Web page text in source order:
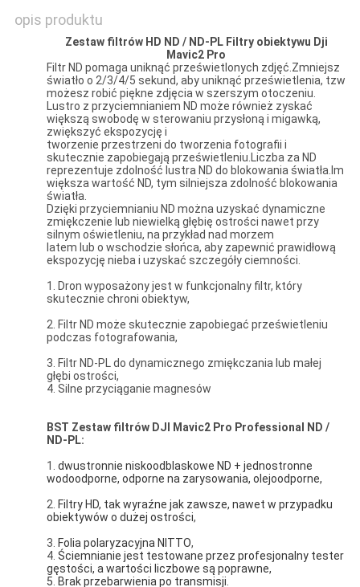
opis produktu
Zestaw filtrów HD ND / ND-PL Filtry obiektywu Dji
Mavic2 Pro
Filtr ND pomaga uniknąć prześwietlonych zdjęć.Zmniejsz
światło o 2/3/4/5 sekund, aby uniknąć prześwietlenia, tzw
możesz robić piękne zdjęcia w szerszym otoczeniu.
Lustro z przyciemnianiem ND może również zyskać
większą swobodę w sterowaniu przysłoną i migawką,
zwiększyć ekspozycję i
tworzenie przestrzeni do tworzenia fotografii i
skutecznie zapobiegają prześwietleniu.Liczba za ND
reprezentuje zdolność lustra ND do blokowania światła.Im
większa wartość ND, tym silniejsza zdolność blokowania
światła.
Dzięki przyciemnianiu ND można uzyskać dynamiczne
zmiękczenie lub niewielką głębię ostrości nawet przy
silnym oświetleniu, na przykład nad morzem
latem lub o wschodzie słońca, aby zapewnić prawidłową
ekspozycję nieba i uzyskać szczegóły ciemności.
1. Dron wyposażony jest w funkcjonalny filtr, który
skutecznie chroni obiektyw,
2. Filtr ND może skutecznie zapobiegać prześwietleniu
podczas fotografowania,
3. Filtr ND-PL do dynamicznego zmiękczania lub małej
głębi ostrości,
4. Silne przyciąganie magnesów
BST Zestaw filtrów DJI Mavic2 Pro Professional ND /
ND-PL:
1. dwustronnie niskoodblaskowe ND + jednostronne
wodoodporne, odporne na zarysowania, olejoodporne,
2. Filtry HD, tak wyraźne jak zawsze, nawet w przypadku
obiektywów o dużej ostrości,
3. Folia polaryzacyjna NITTO,
4. Ściemnianie jest testowane przez profesjonalny tester
gęstości, a wartości liczbowe są poprawne,
5. Brak przebarwienia po transmisji.